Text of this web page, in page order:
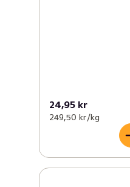
24,95 kr
249,50 kr /kg